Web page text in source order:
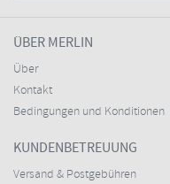
ÜBER MERLIN
Über
Kontakt
Bedingungen und Konditionen
KUNDENBETREUUNG
Versand & Postgebühren